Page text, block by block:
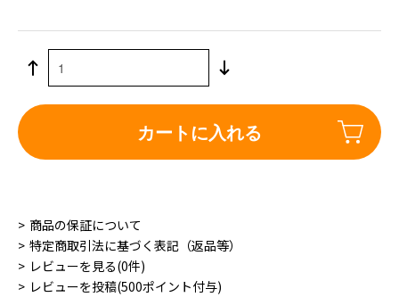
カートに入れる
商品の保証について
特定商取引法に基づく表記（返品等）
レビューを見る(0件)
レビューを投稿(500ポイント付与)